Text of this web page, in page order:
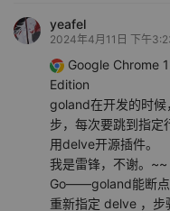
yeafel
2024年4月11日 下午
Google Chrome
Edition
goland在开发的时候
步，每次要跳到指定
用delve开源插件。
我是雷锋，不谢。~~
Go——goland能断点
重新指定 delve ，步